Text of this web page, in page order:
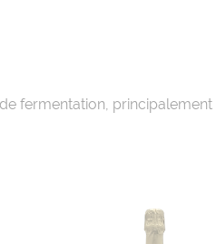
fermentation,